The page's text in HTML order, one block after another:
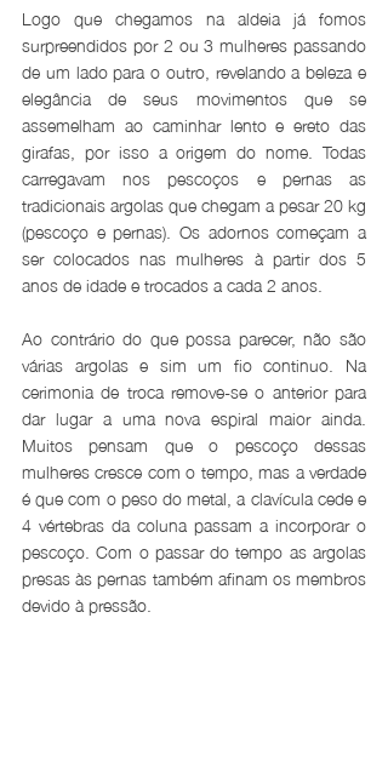
Logo que chegamos na aldeia já fomos
surpreendidos por 2 ou 3 mulheres passando
de um lado para o outro, revelando a beleza e
elegância de seus movimentos que se
assemelham ao caminhar lento e ereto das
girafas, por isso a origem do nome. Todas
carregavam nos pescoços e pernas as
tradicionais argolas que chegam a pesar 20 kg
(pescoço e pernas). Os adornos começam a
ser colocados nas mulheres à partir dos 5
anos de idade e trocados a cada 2 anos.
Ao contrário do que possa parecer, não são
várias argolas e sim um fio continuo. Na
cerimonia de troca remove-se o anterior para
dar lugar a uma nova espiral maior ainda.
Muitos pensam que o pescoço dessas
mulheres cresce com o tempo, mas a verdade
é que com o peso do metal, a clavícula cede e
4 vértebras da coluna passam a incorporar o
pescoço. Com o passar do tempo as argolas
presas às pernas também afinam os membros
devido à pressão.